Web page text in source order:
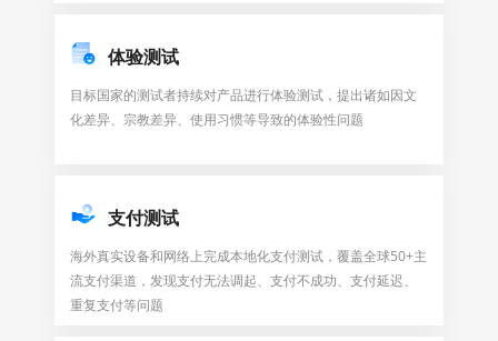
体验测试
目标国家的测试者持续对产品进行体验测试，提出诸如因文
化差异、宗教差异、使用习惯等导致的体验性问题
支付测试
海外真实设备和网络上完成本地化支付测试，覆盖全球50+主
流支付渠道，发现支付无法调起、支付不成功、支付延迟、
重复支付等问题